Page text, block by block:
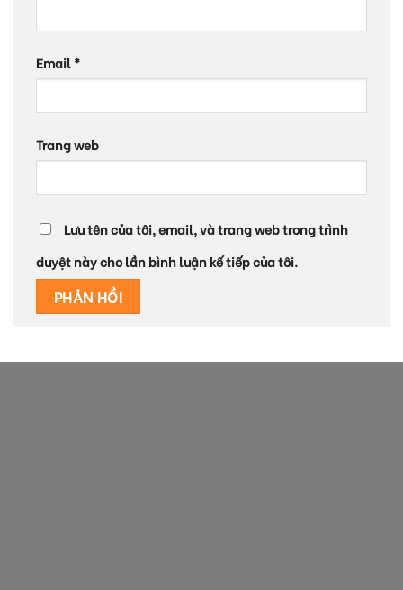
Email*
Trang web
Lưu tên của tôi, email, và trang web trong trình
duyệt này cho lần bình luận kế tiếp của tôi.